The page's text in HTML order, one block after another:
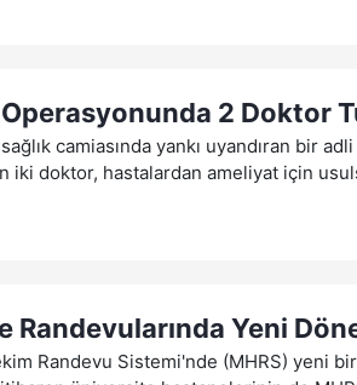
2 Doktor
camiasında yankı uyandıran bir
iki doktor, hastalardan ameliyat için
Randevularında Yeni
Randevu Sistemi'nde (MHRS) yeni